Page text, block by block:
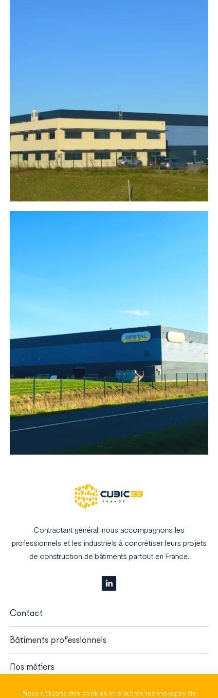
Contractant général, nous accompagnons les
professionnels et les industriels à concrétiser leurs projets
de construction de bâtiments partout en France.
Contact
Bâtiments professionnels
Nos métiers
À propos
Nous utilisons des cookies et d'autres technologies de